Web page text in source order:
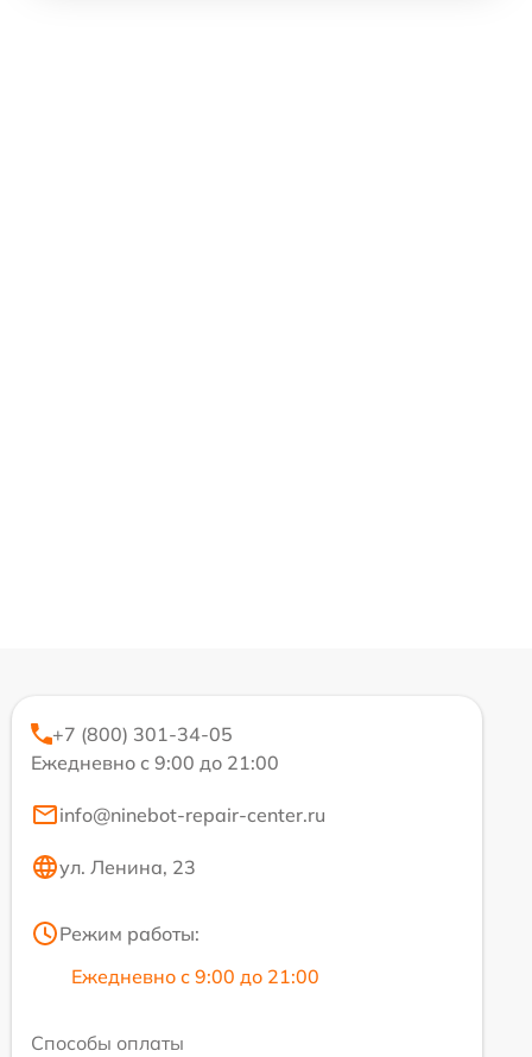
+7 (800) 301-34-05
Ежедневно с 9:00 до 21:00
info@ninebot-repair-center.ru
ул. Ленина, 23
Режим работы:
Ежедневно с 9:00 до 21:00
Способы оплаты